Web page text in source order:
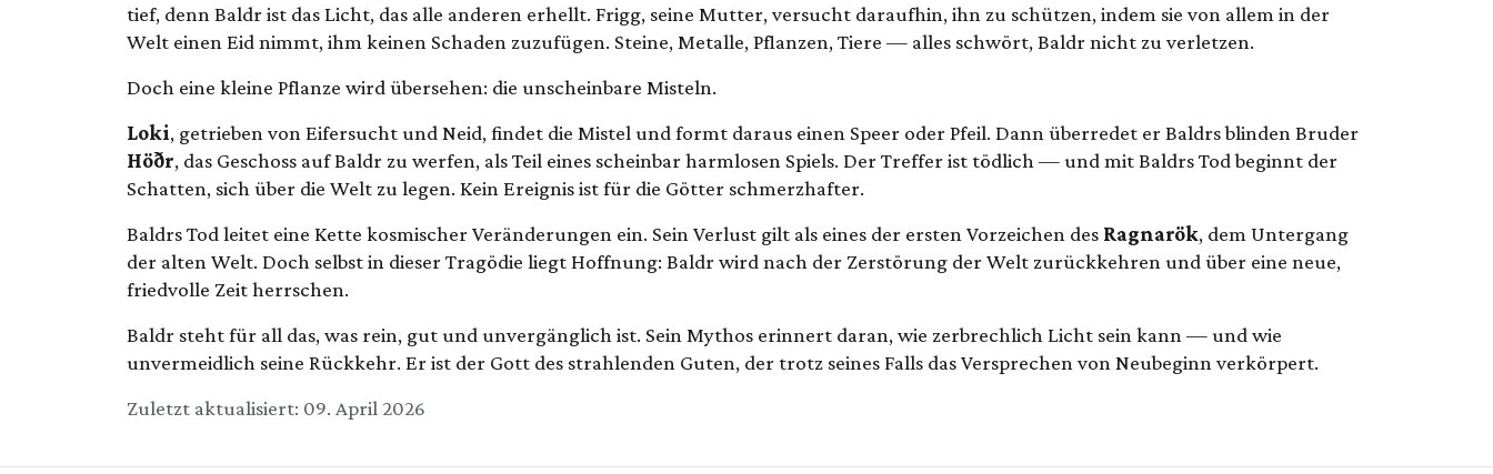
tief, denn Baldr ist das Licht, das alle anderen erhellt. Frigg, seine Mutter, versucht daraufhin, ihn zu schützen, indem sie von allem in der
Welt einen Eid nimmt, ihm keinen Schaden zuzufügen. Steine, Metalle, Pflanzen, Tiere — alles schwört, Baldr nicht zu verletzen.
Doch eine kleine Pflanze wird übersehen: die unscheinbare Misteln.
Loki, getrieben von Eifersucht und Neid, findet die Mistel und formt daraus einen Speer oder Pfeil. Dann überredet er Baldrs blinden Bruder
Höðr, das Geschoss auf Baldr zu werfen, als Teil eines scheinbar harmlosen Spiels. Der Treffer ist tödlich — und mit Baldrs Tod beginnt der
Schatten, sich über die Welt zu legen. Kein Ereignis ist für die Götter schmerzhafter.
Baldrs Tod leitet eine Kette kosmischer Veränderungen ein. Sein Verlust gilt als eines der ersten Vorzeichen des Ragnarök, dem Untergang
der alten Welt. Doch selbst in dieser Tragödie liegt Hoffnung: Baldr wird nach der Zerstörung der Welt zurückkehren und über eine neue,
friedvolle Zeit herrschen.
Baldr steht für all das, was rein, gut und unvergänglich ist. Sein Mythos erinnert daran, wie zerbrechlich Licht sein kann — und wie
unvermeidlich seine Rückkehr. Er ist der Gott des strahlenden Guten, der trotz seines Falls das Versprechen von Neubeginn verkörpert.
Details
Zuletzt aktualisiert: 09. April 2026